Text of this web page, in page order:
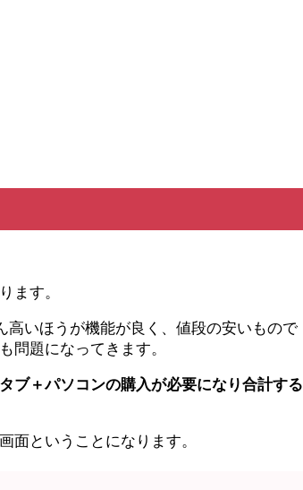
ます。
高いほうが機能が良く、値段の安いもので
問題になってきます。
ブ＋パソコンの購入が必要になり合計する
面ということになります。